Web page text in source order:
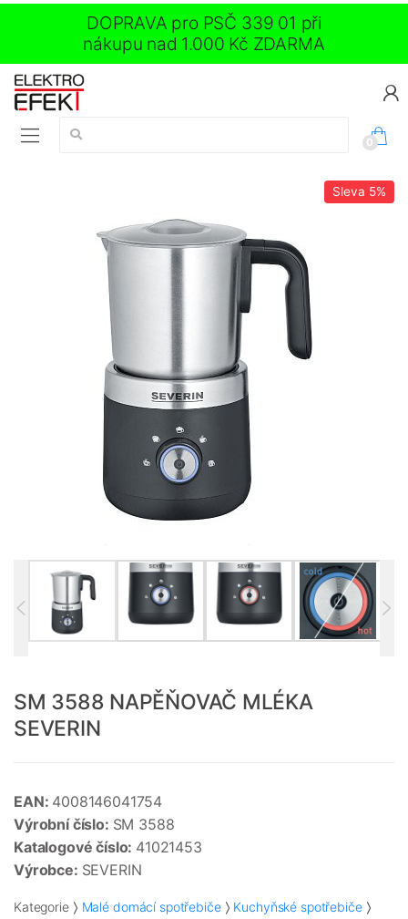
DOPRAVA pro PSČ 339 01 při
nákupu nad 1.000 Kč ZDARMA
Vyhledávání:
0
Sleva 5%
SM 3588 NAPĚŇOVAČ MLÉKA
SEVERIN
EAN: 4008146041754
Výrobní číslo: SM 3588
Katalogové číslo: 41021453
Výrobce: SEVERIN
Kategorie Malé domácí spotřebiče
Kuchyňské spotřebiče